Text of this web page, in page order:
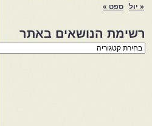
« יול
ספט »
רשימת הנושאים באתר
רשימת
הנושאים